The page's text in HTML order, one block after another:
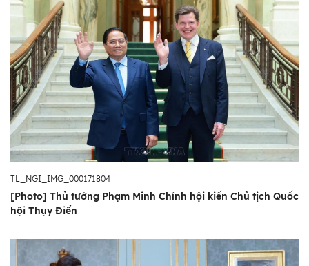
TL_NGI_IMG_000171804
[Photo] Thủ tướng Phạm Minh Chính hội kiến Chủ tịch Quốc
hội Thụy Điển